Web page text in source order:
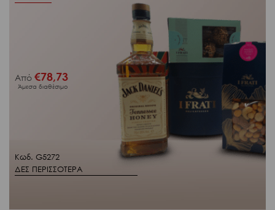
Κωδ. G5272
ΔΕΣ ΠΕΡΙΣΣΟΤΕΡΑ
Από€78,73
Άμεσα διαθέσιμο